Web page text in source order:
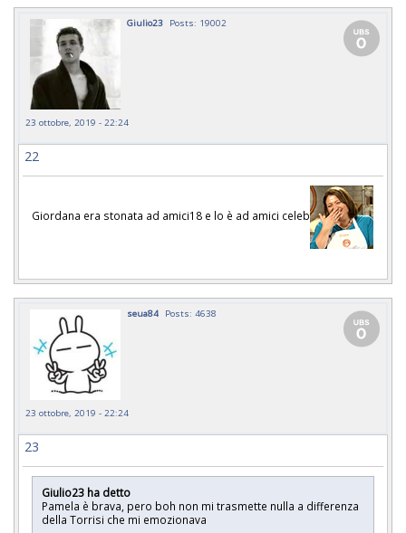
Giulio23 Posts: 19002
23 ottobre, 2019 - 22:24
22
Giordana era stonata ad amici18 e lo è ad amici celeb
seua84 Posts: 4638
23 ottobre, 2019 - 22:24
23
Giulio23 ha detto
Pamela è brava, pero boh non mi trasmette nulla a differenza
della Torrisi che mi emozionava